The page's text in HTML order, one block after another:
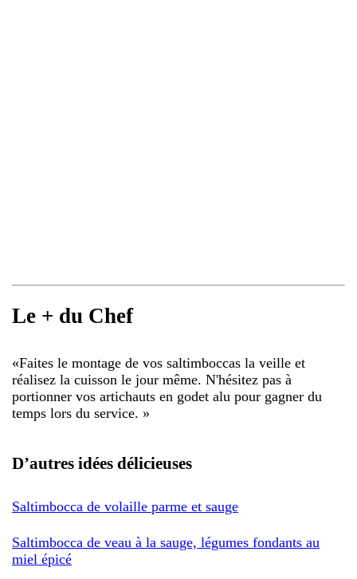
Le + du Chef
«Faites le montage de vos saltimboccas la veille et
réalisez la cuisson le jour même. N'hésitez pas à
portionner vos artichauts en godet alu pour gagner du
temps lors du service. »
D’autres idées délicieuses
Saltimbocca de volaille parme et sauge
Saltimbocca de veau à la sauge, légumes fondants au
miel épicé